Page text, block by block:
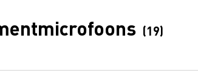
(19)